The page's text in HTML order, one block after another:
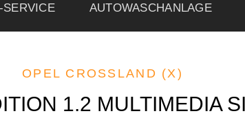
SERVICE AUTOWASCHANLAGE
OPEL CROSSLAND (X)
1.2 MULTIMEDIA